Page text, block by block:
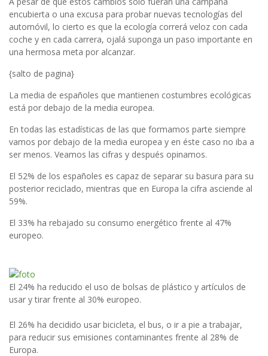
encubierta o una excusa para probar nuevas tecnologías del
automóvil, lo cierto es que la ecología correrá veloz con cada
coche y en cada carrera, ojalá suponga un paso importante en
una hermosa meta por alcanzar.
{salto de pagina}
La media de españoles que mantienen costumbres ecológicas
está por debajo de la media europea.
En todas las estadísticas de las que formamos parte siempre
vamos por debajo de la media europea y en éste caso no iba a
ser menos. Veamos las cifras y después opinamos.
El 52% de los españoles es capaz de separar su basura para su
posterior reciclado, mientras que en Europa la cifra asciende al
59%.
El 33% ha rebajado su consumo energético frente al 47%
europeo.
El 24% ha reducido el uso de bolsas de plástico y artículos de
usar y tirar frente al 30% europeo.
El 26% ha decidido usar bicicleta, el bus, o ir a pie a trabajar,
para reducir sus emisiones contaminantes frente al 28% de
Europa.